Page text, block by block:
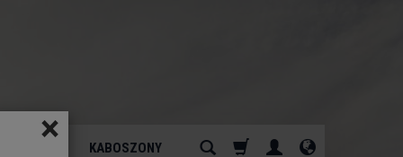
× KABOSZONY